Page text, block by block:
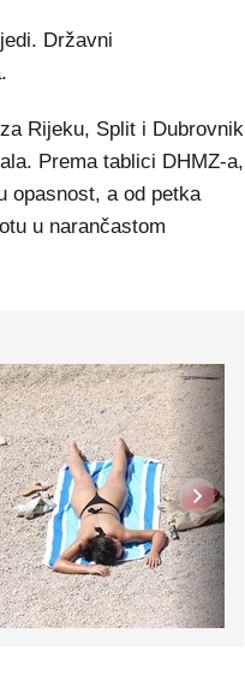
Državni
Rijeku, Split i Dubrovnik
Prema tablici DHMZ-a,
opasnost, a od petka
u narančastom